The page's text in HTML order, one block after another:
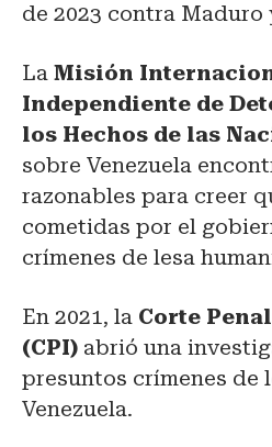
de 2023 contra Maduro
La Misión
Independiente de
los Hechos de las
sobre Venezuela
razonables para creer
cometidas por el
crímenes de lesa
En 2021, la Corte
(CPI) abrió una
presuntos crímenes de
Venezuela.